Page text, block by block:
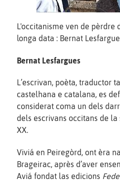
L'occitanisme ven de pèrdre
longa data : Bernat
Bernat Lesfargues
L’escrivan, poèta, traductor
castelhana e catalana, es
considerat coma un dels
dels escrivans occitans de
XX.
Viviá en Peiregòrd, ont èra
Brageirac, après d’aver
Aviá fondat las edicions